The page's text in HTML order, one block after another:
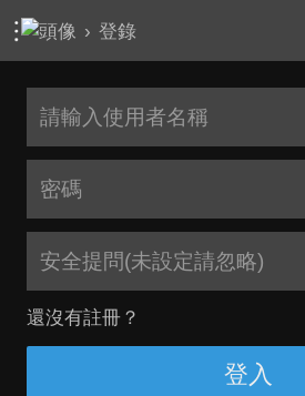
› 登錄
安全提問(未設定請忽略)
還沒有註冊？
登入